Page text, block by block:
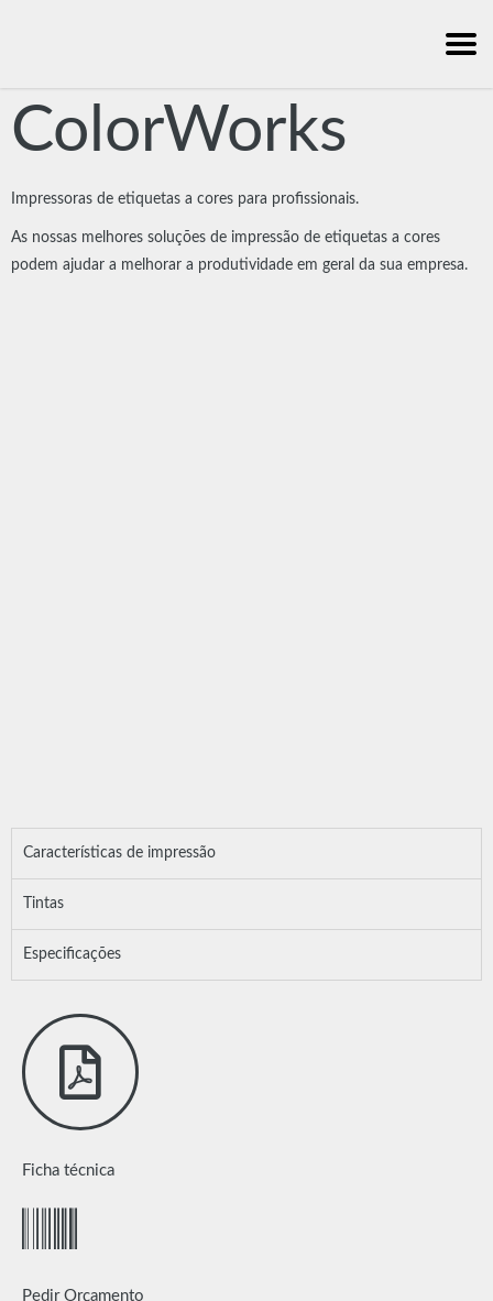
ColorWorks
Impressoras de etiquetas a cores para profissionais.
As nossas melhores soluções de impressão de etiquetas a cores
podem ajudar a melhorar a produtividade em geral da sua empresa.
Características de impressão
Tintas
Especificações
Ficha técnica
Pedir Orçamento